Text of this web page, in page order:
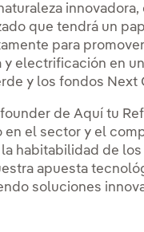
que tendrá un
para
electrificación en
y los fondos Next
de Aquí tu
el sector y el
habitabilidad de
apuesta
soluciones